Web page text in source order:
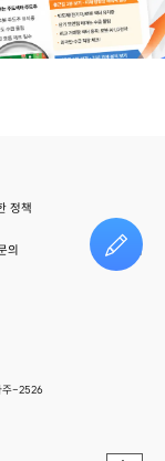
정책
의 건의하기
주-2526